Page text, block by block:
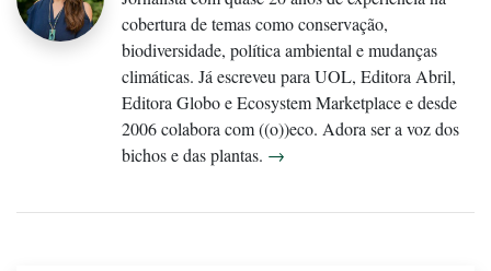
cobertura de temas como conservação,
biodiversidade, política ambiental e mudanças
climáticas. Já escreveu para UOL, Editora Abril,
Editora Globo e Ecosystem Marketplace e desde
2006 colabora com ((o))eco. Adora ser a voz dos
bichos e das plantas. →